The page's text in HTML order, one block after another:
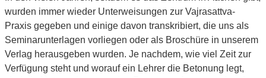
wurden immer wieder Unterweisungen zur Vajrasattva-
Praxis gegeben und einige davon transkribiert, die uns als
Seminarunterlagen vorliegen oder als Broschüre in unserem
Verlag herausgeben wurden. Je nachdem, wie viel Zeit zur
Verfügung steht und worauf ein Lehrer die Betonung legt,